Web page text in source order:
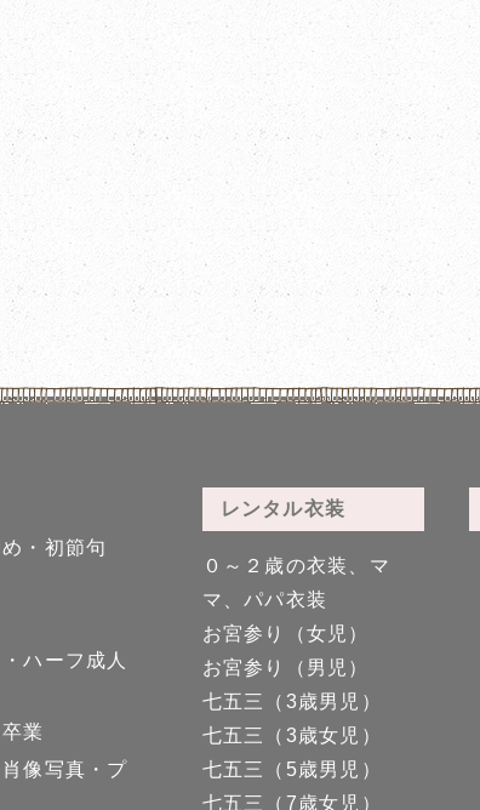
・初節句
ハーフ成人
業
像写真・プ
レンタル衣装
０～２歳の衣装、マ
マ、パパ衣装
お宮参り（女児）
お宮参り（男児）
七五三（3歳男児）
七五三（3歳女児）
七五三（5歳男児）
七五三（7歳女児）